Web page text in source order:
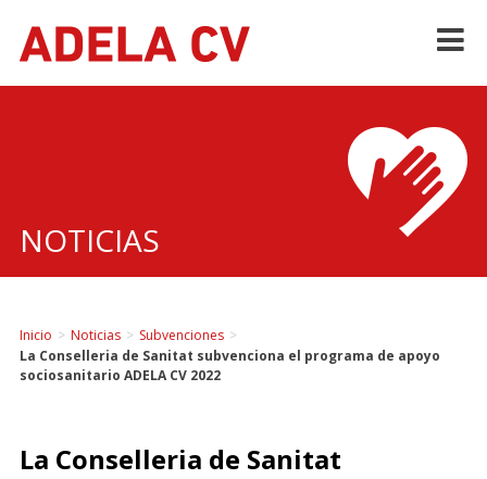
NOTICIAS
Inicio > Noticias > Subvenciones >
La Conselleria de Sanitat subvenciona el programa de apoyo
sociosanitario ADELA CV 2022
La Conselleria de Sanitat